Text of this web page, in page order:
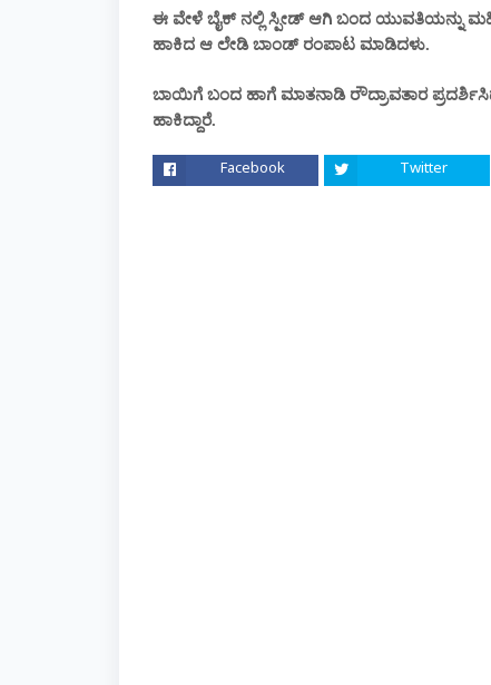
ಈ ವೇಳೆ ಬೈಕ್ ನಲ್ಲಿ ಸ್ಪೀಡ್ ಆಗಿ ಬಂದ ಯುವತಿಯನ್ನು
ಹಾಕಿದ ಆ ಲೇಡಿ ಬಾಂಡ್ ರಂಪಾಟ ಮಾಡಿದಳು.
ಬಾಯಿಗೆ ಬಂದ ಹಾಗೆ ಮಾತನಾಡಿ ರೌದ್ರಾವತಾರ
ಹಾಕಿದ್ದಾರೆ.
Facebook Twitter